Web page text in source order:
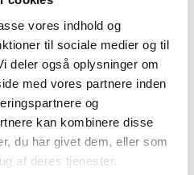
vores indhold og
til sociale medier og til
deler også oplysninger om
med vores partnere inden
og
kan kombinere disse
du har givet dem, eller som
af deres tjenester.
I KURV